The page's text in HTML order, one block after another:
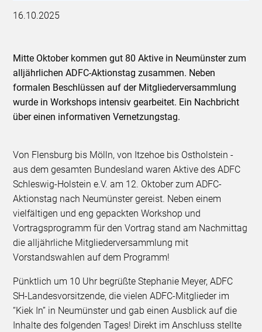
16.10.2025
Mitte Oktober kommen gut 80 Aktive in Neumünster zum
alljährlichen ADFC-Aktionstag zusammen. Neben
formalen Beschlüssen auf der Mitgliederversammlung
wurde in Workshops intensiv gearbeitet. Ein Nachbricht
über einen informativen Vernetzungstag.
Von Flensburg bis Mölln, von Itzehoe bis Ostholstein -
aus dem gesamten Bundesland waren Aktive des ADFC
Schleswig-Holstein e.V. am 12. Oktober zum ADFC-
Aktionstag nach Neumünster gereist. Neben einem
vielfältigen und eng gepackten Workshop und
Vortragsprogramm für den Vortrag stand am Nachmittag
die alljährliche Mitgliederversammlung mit
Vorstandswahlen auf dem Programm!
Pünktlich um 10 Uhr begrüßte Stephanie Meyer, ADFC
SH-Landesvorsitzende, die vielen ADFC-Mitglieder im
“Kiek In” in Neumünster und gab einen Ausblick auf die
Inhalte des folgenden Tages! Direkt im Anschluss stellte